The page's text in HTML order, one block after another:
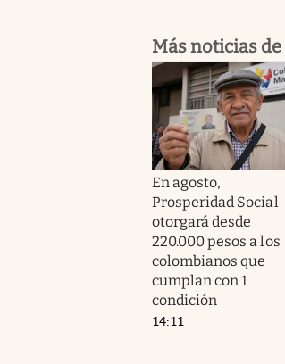
Más noticias de
En agosto,
Prosperidad Social
otorgará desde
220.000 pesos a los
colombianos que
cumplan con 1
condición
14:11